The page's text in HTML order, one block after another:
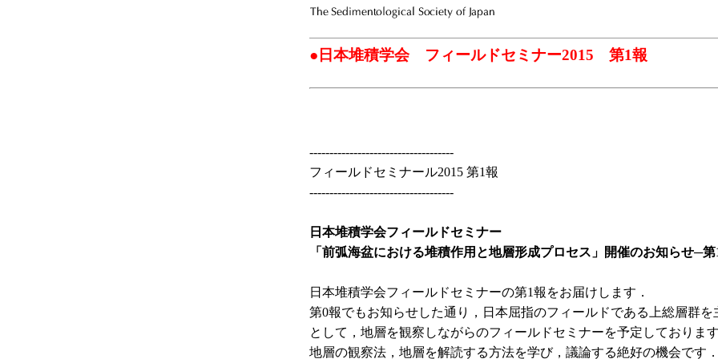
●日本堆積学会 フィールドセミナー2015 第1報
------------------------------------
フィールドセミナール2015 第1報
------------------------------------
日本堆積学会フィールドセミナー
「前弧海盆における堆積作用と地層形成プロセス」開催のお知らせ─
日本堆積学会フィールドセミナーの第1報をお届けします．
第0報でもお知らせした通り，日本屈指のフィールドである上総層群を
として，地層を観察しながらのフィールドセミナーを予定しております
地層の観察法，地層を解読する方法を学び，議論する絶好の機会です．